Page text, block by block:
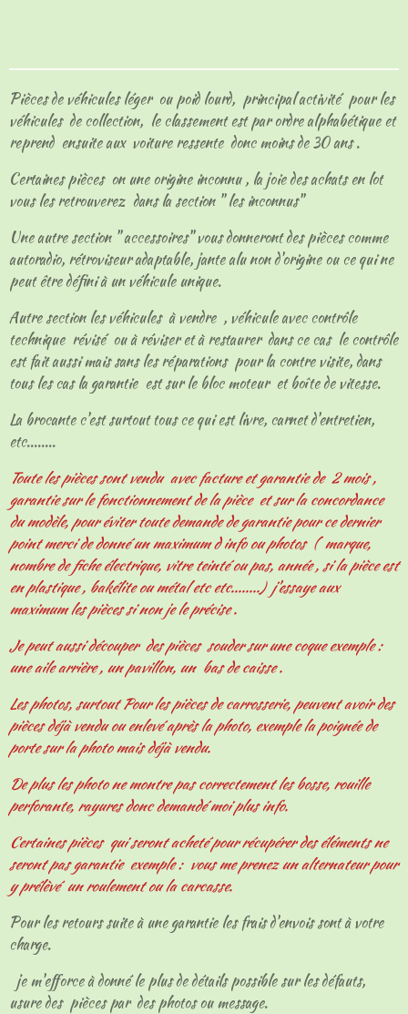
g
r
g
r
g
r
g
r
Pièces de véhicules léger ou poid lourd, principal activité pour les
véhicules de collection, le classement est par ordre alphabétique et
reprend ensuite aux voiture ressente donc moins de 30 ans .
Certaines pièces on une origine inconnu , la joie des achats en lot
vous les retrouverez dans la section " les inconnus"
Une autre section " accessoires" vous donneront des pièces comme
autoradio, rétroviseur adaptable, jante alu non d'origine ou ce qui ne
peut être défini à un véhicule unique.
Autre section les véhicules à vendre , véhicule avec contrôle
technique révisé ou à réviser et à restaurer dans ce cas le contrôle
est fait aussi mais sans les réparations pour la contre visite, dans
tous les cas la garantie est sur le bloc moteur et boîte de vitesse.
La brocante c'est surtout tous ce qui est livre, carnet d'entretien,
etc........
Toute les pièces sont vendu avec facture et garantie de 2 mois ,
garantie sur le fonctionnement de la pièce et sur la concordance
du modèle, pour éviter toute demande de garantie pour ce dernier
point merci de donné un maximum d info ou photos ( marque,
nombre de fiche électrique, vitre teinté ou pas, année , si la pièce est
en plastique , bakélite ou métal etc etc........) j'essaye aux
maximum les pièces si non je le précise .
Je peut aussi découper des pièces souder sur une coque exemple :
une aile arrière , un pavillon, un bas de caisse .
Les photos, surtout Pour les pièces de carrosserie, peuvent avoir des
pièces déjà vendu ou enlevé après la photo, exemple la poignée de
porte sur la photo mais déjà vendu.
De plus les photo ne montre pas correctement les bosse, rouille
perforante, rayures donc demandé moi plus info.
Certaines pièces qui seront acheté pour récupérer des éléments ne
seront pas garantie exemple : vous me prenez un alternateur pour
y prélèvé un roulement ou la carcasse.
Pour les retours suite à une garantie les frais d'envois sont à votre
charge.
je m'efforce à donné le plus de détails possible sur les défauts,
usure des pièces par des photos ou message.